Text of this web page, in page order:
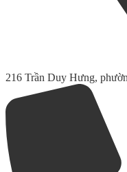
216 Trần Duy Hưng,